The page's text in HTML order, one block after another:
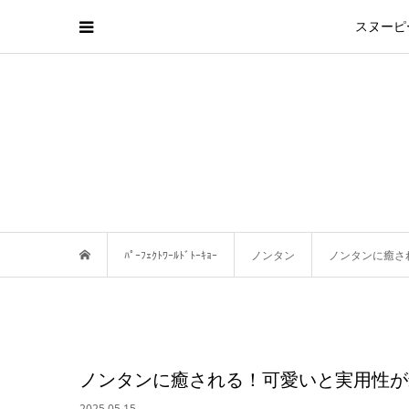
スヌー
ﾊﾟｰﾌｪｸﾄﾜｰﾙﾄﾞﾄｰｷｮｰ ノンタン ノンタンに癒
ノンタンに癒される！可愛いと実用性